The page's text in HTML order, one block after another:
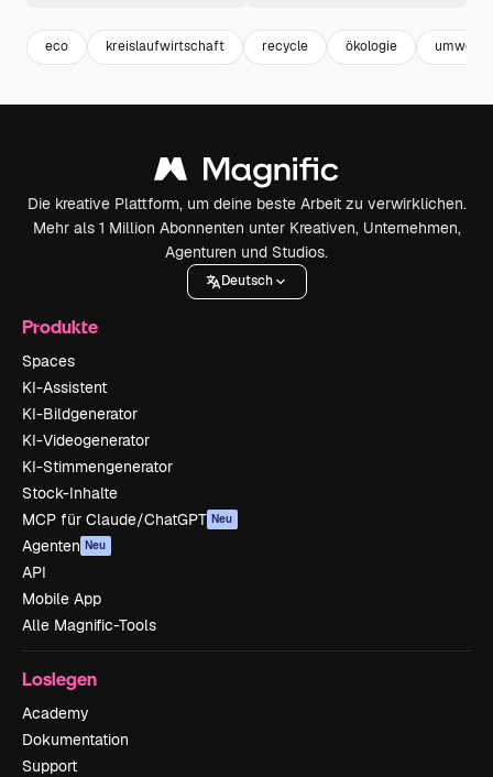
eco kreislaufwirtschaft recycle ökologie umwelt
Die kreative Plattform, um deine beste Arbeit zu verwirklichen.
Mehr als 1 Million Abonnenten unter Kreativen, Unternehmen,
Agenturen und Studios.
Deutsch
Produkte
Spaces
KI-Assistent
KI-Bildgenerator
KI-Videogenerator
KI-Stimmengenerator
Stock-Inhalte
MCP für Claude/ChatGPT Neu
Agenten Neu
API
Mobile App
Alle Magnific-Tools
Loslegen
Academy
Dokumentation
Support